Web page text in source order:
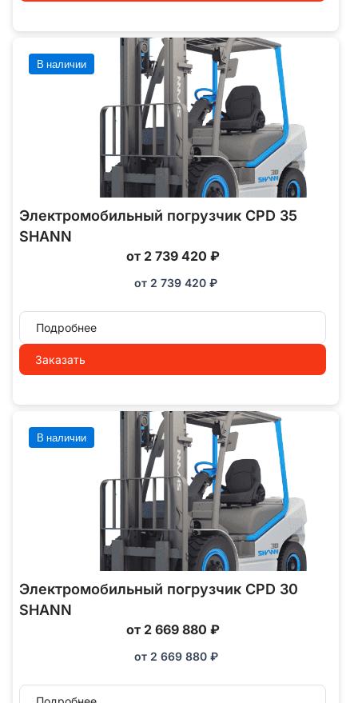
В наличии
Электромобильный погрузчик CPD 35
SHANN
от 2 739 420 ₽
от 2 739 420 ₽
Подробнее
Заказать
В наличии
Электромобильный погрузчик CPD 30
SHANN
от 2 669 880 ₽
от 2 669 880 ₽